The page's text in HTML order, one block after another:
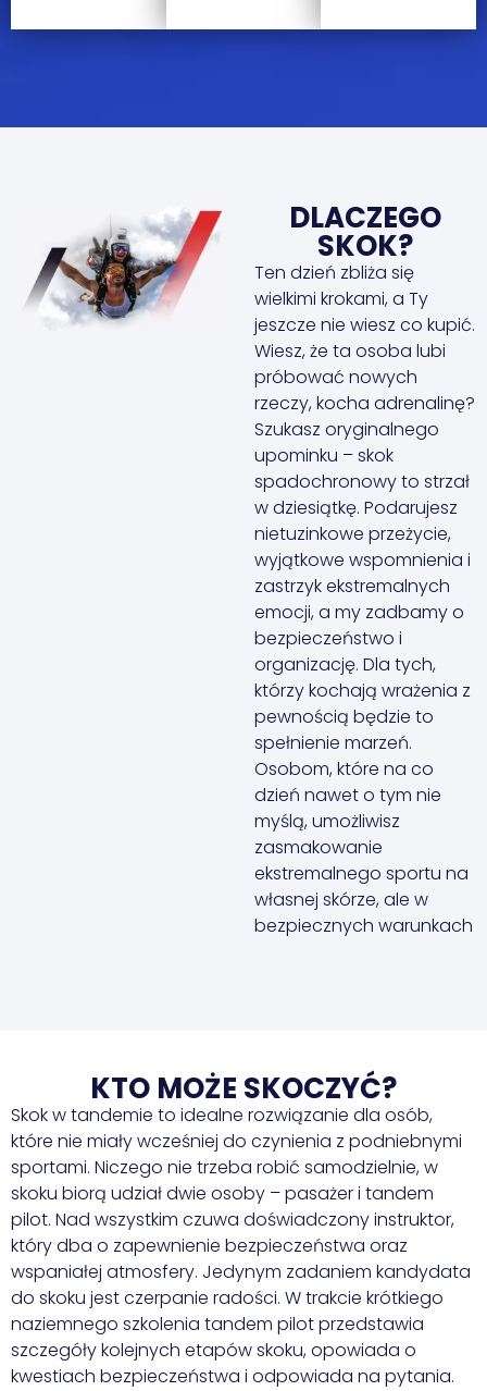
DLACZEGO
SKOK?
Ten dzień zbliża się
wielkimi krokami, a Ty
jeszcze nie wiesz co kupić.
Wiesz, że ta osoba lubi
próbować nowych
rzeczy, kocha adrenalinę?
Szukasz oryginalnego
upominku – skok
spadochronowy to strzał
w dziesiątkę. Podarujesz
nietuzinkowe przeżycie,
wyjątkowe wspomnienia i
zastrzyk ekstremalnych
emocji, a my zadbamy o
bezpieczeństwo i
organizację. Dla tych,
którzy kochają wrażenia z
pewnością będzie to
spełnienie marzeń.
Osobom, które na co
dzień nawet o tym nie
myślą, umożliwisz
zasmakowanie
ekstremalnego sportu na
własnej skórze, ale w
bezpiecznych warunkach
KTO MOŻE SKOCZYĆ?
Skok w tandemie to idealne rozwiązanie dla osób,
które nie miały wcześniej do czynienia z podniebnymi
sportami. Niczego nie trzeba robić samodzielnie, w
skoku biorą udział dwie osoby – pasażer i tandem
pilot. Nad wszystkim czuwa doświadczony instruktor,
który dba o zapewnienie bezpieczeństwa oraz
wspaniałej atmosfery. Jedynym zadaniem kandydata
do skoku jest czerpanie radości. W trakcie krótkiego
naziemnego szkolenia tandem pilot przedstawia
szczegóły kolejnych etapów skoku, opowiada o
kwestiach bezpieczeństwa i odpowiada na pytania.